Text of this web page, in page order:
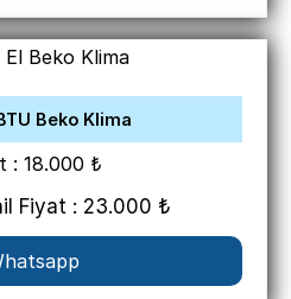
Beko Klima
: 18.000 ₺
Fiyat : 23.000 ₺